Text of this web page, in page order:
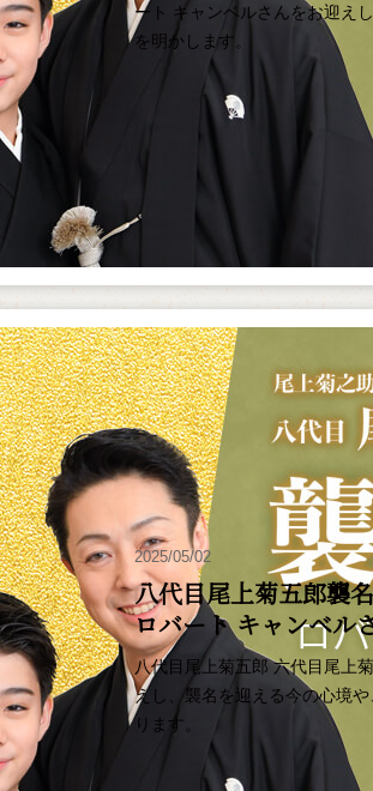
ート キャンベルさんをお迎え
を明かします。
2025/05/02
八代目尾上菊五郎襲
ロバート キャンベ
八代目尾上菊五郎 六代目尾上
えし、襲名を迎える今の心境
ります。